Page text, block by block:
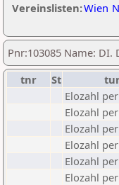
Vereinslisten:Wien
Pnr:103085 Name: DI.
tnr
St
Elozahl
Elozahl
Elozahl
Elozahl
Elozahl
Elozahl